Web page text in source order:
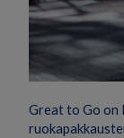
Great to Go on